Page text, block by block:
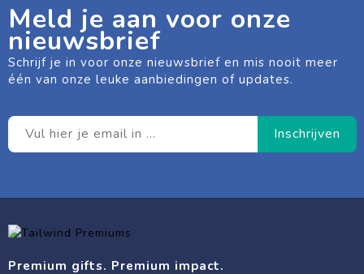
Meld je aan voor onze
nieuwsbrief
Schrijf je in voor onze nieuwsbrief en mis nooit meer
één van onze leuke aanbiedingen of updates.
Premium gifts. Premium impact.